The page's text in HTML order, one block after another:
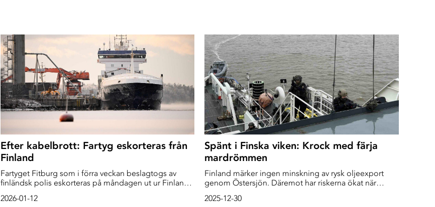
Efter kabelbrott: Fartyg eskorteras från
Finland
Fartyget Fitburg som i förra veckan beslagtogs av
finländsk polis eskorteras på måndagen ut ur Finland
Centralkriminalpolisen.
2026-01-12
Spänt i Finska viken: Krock med färja
mardrömmen
Finland märker ingen minskning av rysk oljeexport
genom Östersjön. Däremot har riskerna ökat när
sjönavigation störs ut i den trånga Finska viken. - Det
2025-12-30